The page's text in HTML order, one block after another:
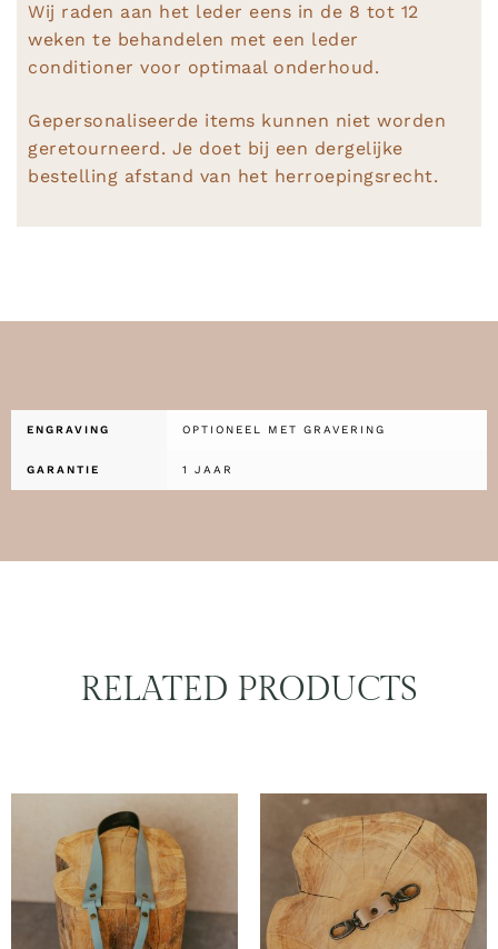
Wij raden aan het leder eens in de 8 tot 12
weken te behandelen met een leder
conditioner voor optimaal onderhoud.
Gepersonaliseerde items kunnen niet worden
geretourneerd. Je doet bij een dergelijke
bestelling afstand van het herroepingsrecht.
ENGRAVING OPTIONEEL MET GRAVERING
GARANTIE 1 JAAR
RELATED PRODUCTS